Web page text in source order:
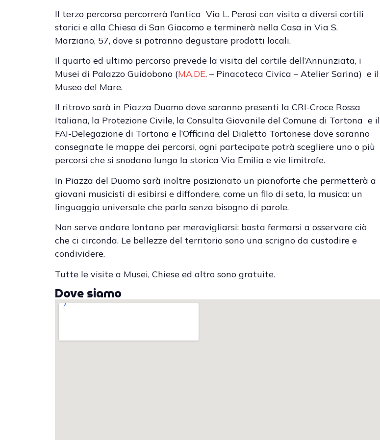
Il terzo percorso percorrerà l’antica Via L. Perosi con visita a diversi cortili
storici e alla Chiesa di San Giacomo e terminerà nella Casa in Via S.
Marziano, 57, dove si potranno degustare prodotti locali.
Il quarto ed ultimo percorso prevede la visita del cortile dell’Annunziata, i
Musei di Palazzo Guidobono (MA.DE. – Pinacoteca Civica – Atelier Sarina) e il
Museo del Mare.
Il ritrovo sarà in Piazza Duomo dove saranno presenti la CRI-Croce Rossa
Italiana, la Protezione Civile, la Consulta Giovanile del Comune di Tortona e il
FAI-Delegazione di Tortona e l’Officina del Dialetto Tortonese dove saranno
consegnate le mappe dei percorsi, ogni partecipate potrà scegliere uno o più
percorsi che si snodano lungo la storica Via Emilia e vie limitrofe.
In Piazza del Duomo sarà inoltre posizionato un pianoforte che permetterà a
giovani musicisti di esibirsi e diffondere, come un filo di seta, la musica: un
linguaggio universale che parla senza bisogno di parole.
Non serve andare lontano per meravigliarsi: basta fermarsi a osservare ciò
che ci circonda. Le bellezze del territorio sono una scrigno da custodire e
condividere.
Tutte le visite a Musei, Chiese ed altro sono gratuite.
Dove siamo